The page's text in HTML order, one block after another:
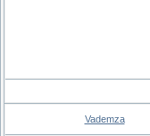
Vademza